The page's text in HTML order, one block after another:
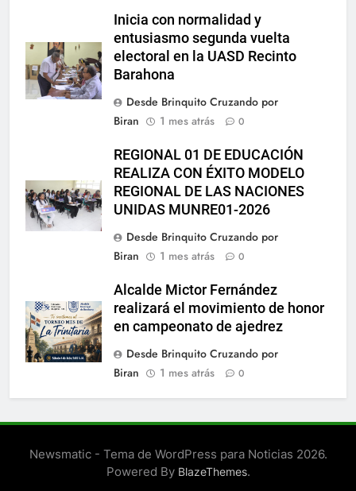
Inicia con normalidad y
entusiasmo segunda vuelta
electoral en la UASD Recinto
Barahona
Desde Brinquito Cruzando por
Biran
1 mes atrás 0
REGIONAL 01 DE EDUCACIÓN
REALIZA CON ÉXITO MODELO
REGIONAL DE LAS NACIONES
UNIDAS MUNRE01-2026
Desde Brinquito Cruzando por
Biran
1 mes atrás 0
Alcalde Mictor Fernández
realizará el movimiento de honor
en campeonato de ajedrez
Desde Brinquito Cruzando por
Biran
1 mes atrás 0
Newsmatic - Tema de WordPress para Noticias 2026.
Powered By BlazeThemes.